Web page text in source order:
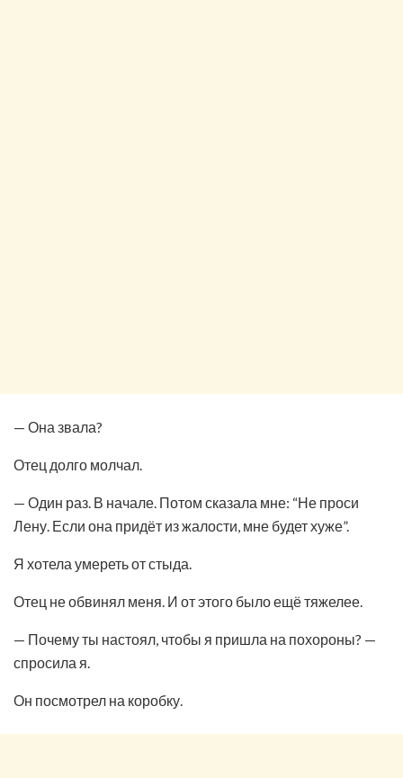
— Она звала?
Отец долго молчал.
— Один раз. В начале. Потом сказала мне: “Не проси
Лену. Если она придёт из жалости, мне будет хуже”.
Я хотела умереть от стыда.
Отец не обвинял меня. И от этого было ещё тяжелее.
— Почему ты настоял, чтобы я пришла на похороны? —
спросила я.
Он посмотрел на коробку.